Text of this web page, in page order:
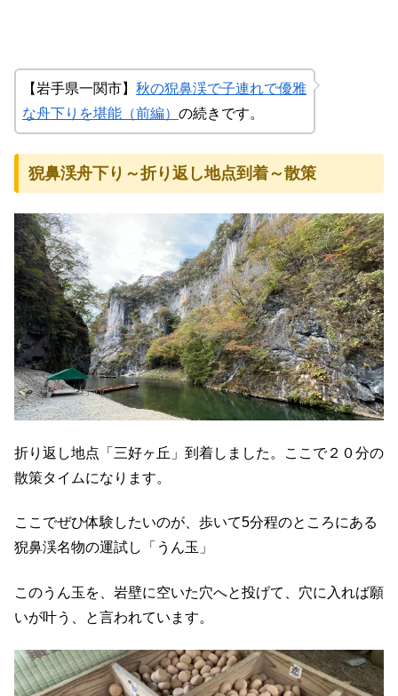
【岩手県一関市】 秋の猊鼻渓で子連れで優雅
な舟下りを堪能（前編） の続きです。
猊鼻渓舟下り～折り返し地点到着～散策
折り返し地点「三好ヶ丘」到着しました。ここで２０分の
散策タイムになります。
ここでぜひ体験したいのが、歩いて5分程のところにある
猊鼻渓名物の運試し「うん玉」
このうん玉を、岩壁に空いた穴へと投げて、穴に入れば願
いが叶う、と言われています。